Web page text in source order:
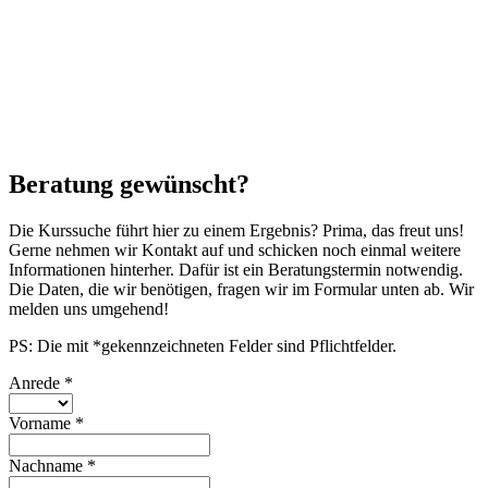
Beratung gewünscht?
Die Kurssuche führt hier zu einem Ergebnis? Prima, das freut uns!
Gerne nehmen wir Kontakt auf und schicken noch einmal weitere
Informationen hinterher. Dafür ist ein Beratungstermin notwendig.
Die Daten, die wir benötigen, fragen wir im Formular unten ab. Wir
melden uns umgehend!
PS: Die mit *gekennzeichneten Felder sind Pflichtfelder.
Anrede *
Vorname *
Nachname *